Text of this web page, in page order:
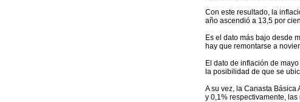
Con este resultado, la
año ascendió a 13,5 por
Es el dato más bajo desde
hay que remontarse a
El dato de inflación de
la posibilidad de que se
A su vez, la Canasta
y 0,1% respectivamente,